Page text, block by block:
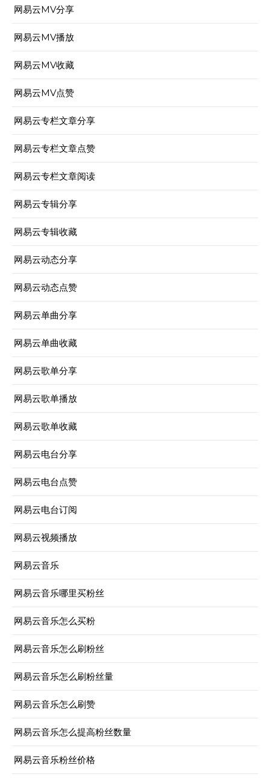
网易云MV分享
网易云MV播放
网易云MV收藏
网易云MV点赞
网易云专栏文章分享
网易云专栏文章点赞
网易云专栏文章阅读
网易云专辑分享
网易云专辑收藏
网易云动态分享
网易云动态点赞
网易云单曲分享
网易云单曲收藏
网易云歌单分享
网易云歌单播放
网易云歌单收藏
网易云电台分享
网易云电台点赞
网易云电台订阅
网易云视频播放
网易云音乐
网易云音乐哪里买粉丝
网易云音乐怎么买粉
网易云音乐怎么刷粉丝
网易云音乐怎么刷粉丝量
网易云音乐怎么刷赞
网易云音乐怎么提高粉丝数量
网易云音乐粉丝价格